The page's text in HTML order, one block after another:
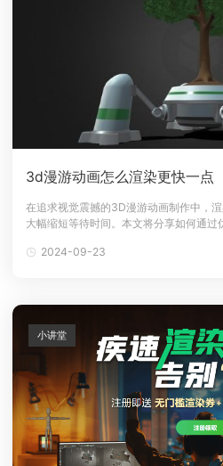
3d漫游动画怎么渲染更快一点
在追求视觉震撼的3D漫游动画制作中，
大幅缩短等待时间。本文将分享如何通过
转化为生动画面。一、3D漫游动画介绍
2024-09-23
小讲堂